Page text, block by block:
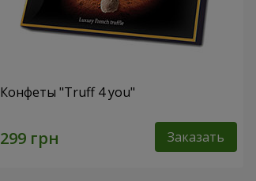
Конфеты "Truff 4 you"
Заказать